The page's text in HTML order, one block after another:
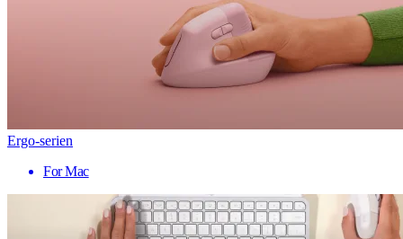
Ergo-serien
For Mac